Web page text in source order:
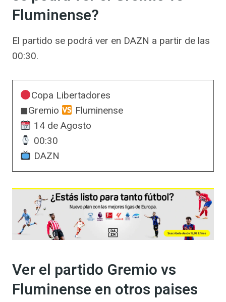
Fluminense?
El partido se podrá ver en DAZN a partir de las
00:30.
Copa Libertadores
◼Gremio
Fluminense
14 de Agosto
00:30
DAZN
Ver el partido Gremio vs
Fluminense en otros paises